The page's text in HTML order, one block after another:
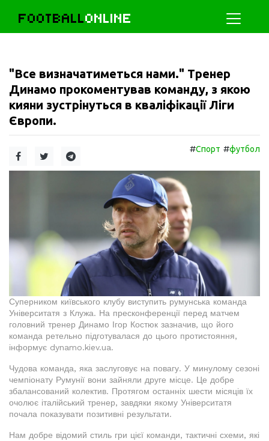
FOOTBALLONLINE
"Все визначатиметься нами." Тренер
Динамо прокоментував команду, з якою
кияни зустрінуться в кваліфікації Ліги
Європи.
#Спорт #футбол
Суперником київського клубу виступить румунська команда
Університатя з Клужа. На пресконференції перед матчем
головний тренер Динамо Ігор Костюк зазначив, що його
команда ретельно підготувалася до цього протистояння,
інформує dynamo.kiev.ua.
Чудова команда, яка заслуговує на повагу. У минулому сезоні
чемпіонату Румунії вони зайняли друге місце. Це добре
збалансований колектив. Протягом останніх шести місяців їх
очолює італійський тренер, завдяки якому Університатя
почала показувати позитивні результати.
Нам добре відомий стиль гри цієї команди, тактичні схеми, які